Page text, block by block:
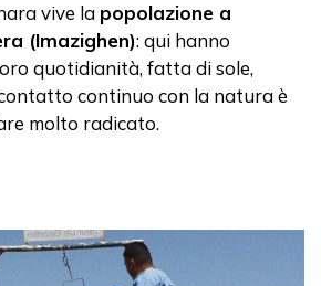
vive la popolazione a
(Imazighen): qui hanno
quotidianità, fatta di sole,
continuo con la natura è
molto radicato.